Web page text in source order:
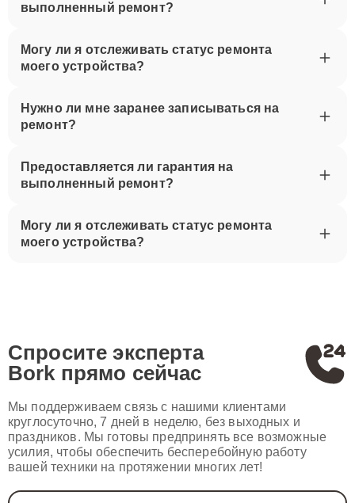
выполненный ремонт?
Могу ли я отслеживать статус ремонта
моего устройства?
Нужно ли мне заранее записываться на
ремонт?
Предоставляется ли гарантия на
выполненный ремонт?
Могу ли я отслеживать статус ремонта
моего устройства?
Спросите эксперта
Bork прямо сейчас
Мы поддерживаем связь с нашими клиентами
круглосуточно, 7 дней в неделю, без выходных и
праздников. Мы готовы предпринять все возможные
усилия, чтобы обеспечить бесперебойную работу
вашей техники на протяжении многих лет!